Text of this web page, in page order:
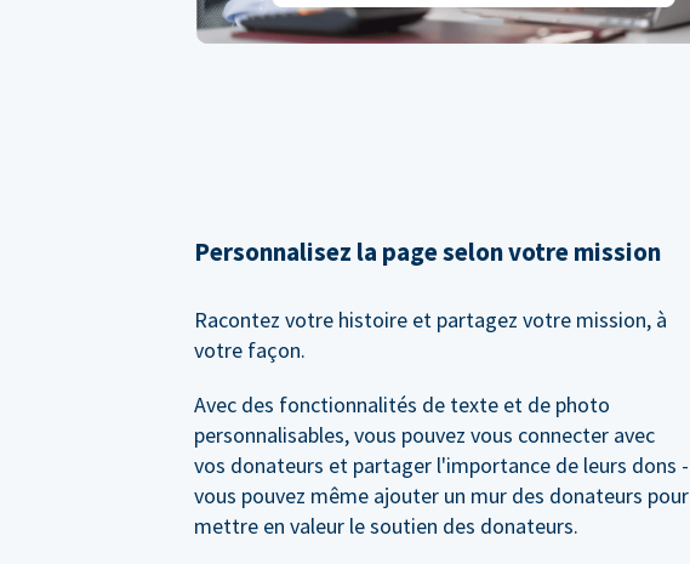
Personnalisez la page selon votre mission
Racontez votre histoire et partagez votre mission, à
votre façon.
Avec des fonctionnalités de texte et de photo
personnalisables, vous pouvez vous connecter avec
vos donateurs et partager l'importance de leurs dons -
vous pouvez même ajouter un mur des donateurs pour
mettre en valeur le soutien des donateurs.